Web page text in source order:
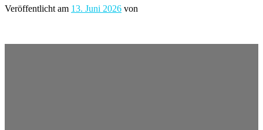
Veröffentlicht am 13. Juni 2026 von